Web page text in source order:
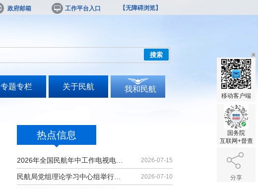
政府邮箱 工作平台入口 【无障碍浏览】
搜索
专题专栏 关于民航 我和民航
热点信息
2026-07-15
2026-07-10
移动客户端
国务院
互联网+督查
分享